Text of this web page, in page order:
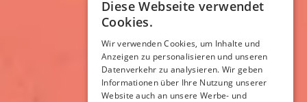
Diese Webseite verwendet
Cookies.
Wir verwenden Cookies, um Inhalte und
Anzeigen zu personalisieren und unseren
Datenverkehr zu analysieren. Wir geben
Informationen über Ihre Nutzung unserer
Website auch an unsere Werbe- und